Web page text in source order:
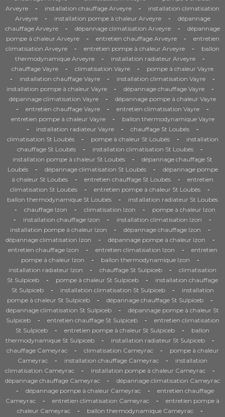
Arveyre
- installation chauffage Arveyre -
installation climatisation
Arveyre
- installation pompe à chaleur Arveyre -
dépannage
chauffage Arveyre
- dépannage climatisation Arveyre -
dépannage
pompe à chaleur Arveyre
- entretien chauffage Arveyre -
entretien
climatisation Arveyre
- entretien pompe à chaleur Arveyre -
ballon
thermodynamique Arveyre
- installation radiateur Arveyre -
chauffage Vayre - climatisation Vayre - pompe à chaleur Vayre
- installation chauffage Vayre - installation climatisation Vayre -
installation pompe à chaleur Vayre - dépannage chauffage Vayre -
dépannage climatisation Vayre - dépannage pompe à chaleur Vayre
- entretien chauffage Vayre - entretien climatisation Vayre -
entretien pompe à chaleur Vayre - ballon thermodynamique Vayre
- installation radiateur Vayre - chauffage St Loubés -
climatisation St Loubés - pompe à chaleur St Loubés -
installation
chauffage St Loubés
- installation climatisation St Loubés -
installation pompe à chaleur St Loubés -
dépannage chauffage St
Loubés
- dépannage climatisation St Loubés -
dépannage pompe
à chaleur St Loubés
- entretien chauffage St Loubés -
entretien
climatisation St Loubés
- entretien pompe à chaleur St Loubés -
ballon thermodynamique St Loubés - installation radiateur St Loubés
- chauffage Izon - climatisation Izon - pompe à chaleur Izon
- installation chauffage Izon - installation climatisation Izon -
installation pompe à chaleur Izon - dépannage chauffage Izon -
dépannage climatisation Izon - dépannage pompe à chaleur Izon -
entretien chauffage Izon - entretien climatisation Izon -
entretien
pompe à chaleur Izon
- ballon thermodynamique Izon -
installation radiateur Izon - chauffage St Sulpiceb -
climatisation
St Sulpiceb
- pompe à chaleur St Sulpiceb -
installation chauffage
St Sulpiceb
- installation climatisation St Sulpiceb -
installation
pompe à chaleur St Sulpiceb
- dépannage chauffage St Sulpiceb -
dépannage climatisation St Sulpiceb -
dépannage pompe à chaleur St
Sulpiceb
- entretien chauffage St Sulpiceb -
entretien climatisation
St Sulpiceb
- entretien pompe à chaleur St Sulpiceb -
ballon
thermodynamique St Sulpiceb
- installation radiateur St Sulpiceb -
chauffage Cameyrac - climatisation Cameyrac -
pompe à chaleur
Cameyrac
- installation chauffage Cameyrac -
installation
climatisation Cameyrac
- installation pompe à chaleur Cameyrac -
dépannage chauffage Cameyrac - dépannage climatisation Cameyrac
- dépannage pompe à chaleur Cameyrac -
entretien chauffage
Cameyrac
- entretien climatisation Cameyrac -
entretien pompe à
chaleur Cameyrac
- ballon thermodynamique Cameyrac -